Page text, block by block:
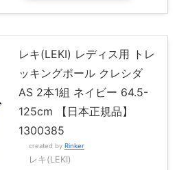
レキ(LEKI) レディス用 トレ
ッキングポール クレシダ
AS 2本1組 ネイビー 64.5-
125cm 【日本正規品】
1300385
created by Rinker
レキ(LEKI)